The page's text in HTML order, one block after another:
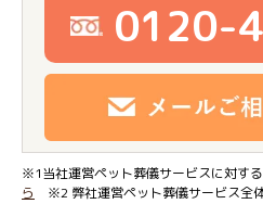
0120-
※1当社運営ペット葬儀サービスに対す
ら
※2 弊社運営ペット葬儀サービス全